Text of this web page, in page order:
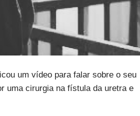
um vídeo para falar sobre o seu
uma cirurgia na fístula da uretra e